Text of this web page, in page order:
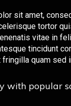
dolor sit
scelerisque
venenatis
at fringilla
with